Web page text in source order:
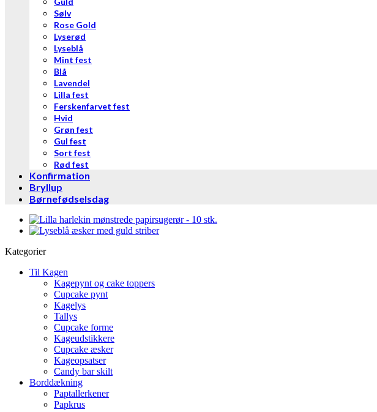
Sølv
Rose Gold
Lyserød
Lyseblå
Mint fest
Blå
Lavendel
Lilla fest
Ferskenfarvet fest
Hvid
Grøn fest
Gul fest
Sort fest
Rød fest
Konfirmation
Bryllup
Børnefødselsdag
Kategorier
Til Kagen
Kagepynt og cake toppers
Cupcake pynt
Kagelys
Tallys
Cupcake forme
Kageudstikkere
Cupcake æsker
Kageopsatser
Candy bar skilt
Borddækning
Paptallerkener
Papkrus